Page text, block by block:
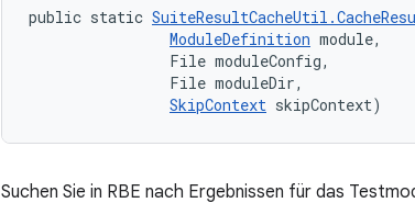
public static
ModuleDefinition module,
                File moduleConfig,
                File moduleDir,
SkipContext skipContext)
Suchen Sie in RBE nach Ergebnissen für das